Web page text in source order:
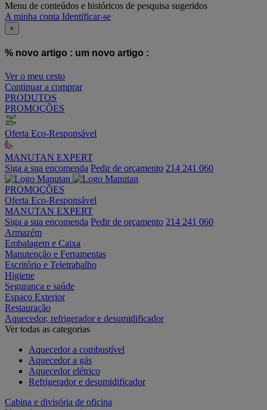
Menu de conteúdos e históricos de pesquisa sugeridos
A minha conta Identificar-se
×
% novo artigo : um novo artigo :
Ver o meu cesto
Continuar a comprar
PRODUTOS
PROMOÇÕES
Oferta Eco-Responsável
MANUTAN EXPERT
Siga a sua encomenda Pedir de orçamento 214 241 060
PROMOÇÕES
Oferta Eco-Responsável
MANUTAN EXPERT
Siga a sua encomenda Pedir de orçamento 214 241 060
Armazém
Embalagem e Caixa
Manutenção e Ferramentas
Escritório e Teletrabalho
Higiene
Segurança e saúde
Espaço Exterior
Restauração
Aquecedor, refrigerador e desumidificador
Ver todas as categorias
Aquecedor a combustível
Aquecedor a gás
Aquecedor elétrico
Refrigerador e desumidificador
Cabina e divisória de oficina